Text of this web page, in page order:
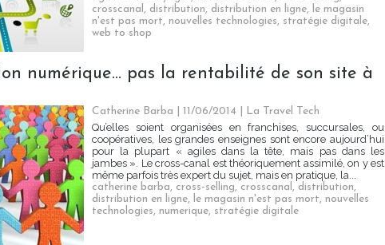
crosscanal, distribution, distribution en ligne, le magasin
n'est pas mort, nouvelles technologies, stratégie digitale,
web to shop
numérique... pas la rentabilité de son site à
Catherine Barba | 11/06/2014
La Travel Tech
Qu’elles soient organisées en franchises, succursales, ou
coopératives, les grandes enseignes sont encore aujourd’hui
pour la plupart « agiles dans la tête, mais pas dans les
jambes ». Le cross-canal est théoriquement assimilé, on y est
même parfois très expert du sujet, mais en pratique, la...
catherine barba, cross-selling, crosscanal, distribution,
distribution en ligne, le magasin n'est pas mort, nouvelles
technologies, numerique, stratégie digitale